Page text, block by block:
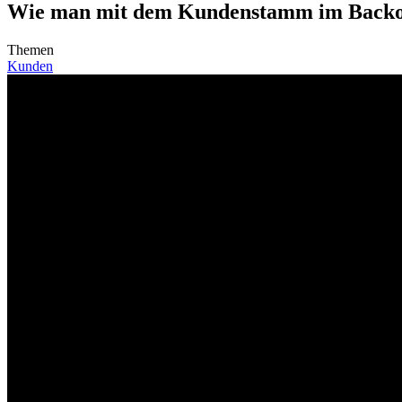
Wie man mit dem Kundenstamm im
Themen
Kunden